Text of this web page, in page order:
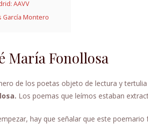
AAVV
García Montero
María Fonollosa
de los poetas objeto de lectura y
Los poemas que leímos estaban
hay que señalar que este